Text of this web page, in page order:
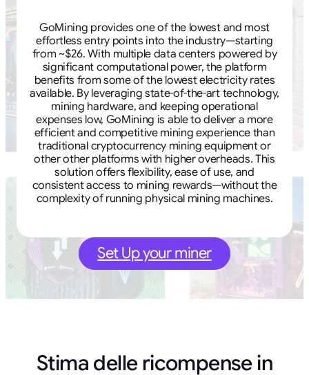
GoMining provides one of the lowest and most
effortless entry points into the industry—starting
from ~$26. With multiple data centers powered by
significant computational power, the platform
benefits from some of the lowest electricity rates
available. By leveraging state-of-the-art technology,
mining hardware, and keeping operational
expenses low, GoMining is able to deliver a more
efficient and competitive mining experience than
traditional cryptocurrency mining equipment or
other other platforms with higher overheads. This
solution offers flexibility, ease of use, and
consistent access to mining rewards—without the
complexity of running physical mining machines.
Set Up your miner
Stima delle ricompense in